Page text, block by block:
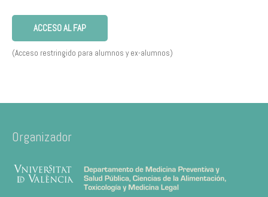
ACCESO AL FAP
(Acceso restringido para alumnos y ex-alumnos)
Organizador